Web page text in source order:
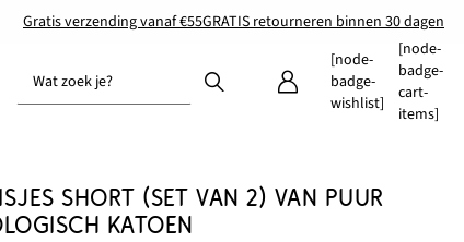
Gratis verzending vanaf €55GRATIS retourneren binnen 30 dagen
Wat zoek je?
[node-
badge-
wishlist]
[node-
badge-
cart-
items]
SHORT (SET VAN 2) VAN PUUR
KATOEN